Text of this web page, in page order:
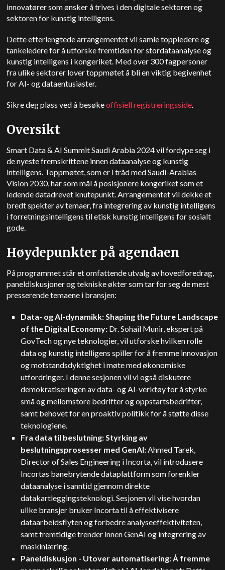
innovatører som ønsker å trives i den digitale sektoren og
sektoren for kunstig intelligens.
Dette etterlengtede arrangementet vil samle toppledere og
tankeledere for å utforske fremtiden for stordataanalyse og
kunstig intelligens i kongeriket. Med over 300 fagpersoner
fra ulike sektorer lover toppmøtet å bli en viktig begivenhet
for AI- og dataentusiaster.
Sikre deg plass ved å besøkeoffisiell registreringsside.
Oversikt
Smart Data & AI Summit Saudi Arabia 2024 vil fordype seg i
de nyeste fremskrittene innen dataanalyse og kunstig
intelligens. Toppmøtet, som er i tråd med Saudi-Arabias
Vision 2030, har som mål å posisjonere kongeriket som et
ledende datadrevet knutepunkt. Arrangementet vil dekke et
bredt spekter av temaer, fra integrering av kunstig intelligens
i forretningsintelligens til etisk kunstig intelligens for sosialt
gode.
Høydepunkter på agendaen
På programmet står et omfattende utvalg av hovedforedrag,
paneldiskusjoner og tekniske økter som tar for seg de mest
presserende temaene i bransjen:
Data- og AI-dynamikk: Shaping the Future Landscape
of the Digital Economy: Dr. Sohail Munir, ekspert på
GovTech og nye teknologier, vil utforske hvilken rolle
data og kunstig intelligens spiller for å fremme innovasjon
og motstandsdyktighet i møte med økonomiske
utfordringer. I denne sesjonen vil vi også diskutere
demokratiseringen av data- og AI-verktøy for å styrke
små og mellomstore bedrifter og oppstartsbedrifter,
samt behovet for en proaktiv politikk for å støtte disse
teknologiene.
Fra data til beslutning: Styrking av
beslutningsprosesser med GenAI:Ahmed Tarek,
Director of Sales Engineering i Incorta, vil introdusere
Incortas banebrytende dataplattform som forenkler
dataanalyse i sanntid gjennom direkte
datakartleggingsteknologi. Sesjonen vil vise hvordan
ulike bransjer bruker Incorta til å effektivisere
dataarbeidsflyten og forbedre analyseeffektiviteten,
samt fremtidige trender innen GenAI og integrering av
maskinlæring.
Paneldiskusjon - Utover automatisering: Å fremme